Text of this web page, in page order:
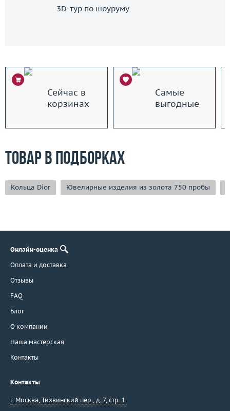
3D-тур по шоуруму
Сейчас в
корзинах
Самые
выгодные
Товар в подборках
Кольца Dior Ювелирные изделия из золота 750 пробы
Онлайн-оценка
Оплата и доставка
Отзывы
FAQ
Блог
О компании
Наша мастерская
Контакты
Контакты
г. Москва, Тихвинский пер., д. 7, стр. 1.